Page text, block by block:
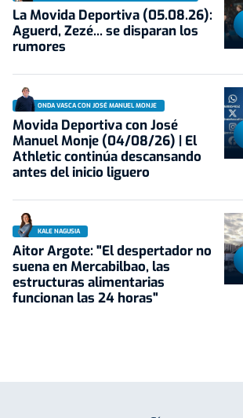
La Movida Deportiva (05.08.26):
Aguerd, Zezé... se disparan los
rumores
ONDA VASCA CON JOSÉ MANUEL MONJE
Movida Deportiva con José
Manuel Monje (04/08/26) | El
Athletic continúa descansando
antes del inicio liguero
KALE NAGUSIA
Aitor Argote: "El despertador no
suena en Mercabilbao, las
estructuras alimentarias
funcionan las 24 horas"